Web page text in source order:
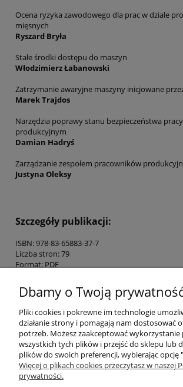
Ocena ryzyka zawodowego dla prac w dziale
mięsnych
Ryszard Bryła
Stałe środki dostępu do maszyn
Włodzimierz Łabanowski
Zatrzymanie awaryjne maszyny inicjowane
Marek Trajdos
Narzędzia poprawy stanu bezpieczeństwa
produkcyjnym
Damian Hadryś
Zarządzanie zespołem pracowników
Justyna Oleksy
Szczegóły publikacji:
ISBN: 978-83-65883-37-7
Liczba stron: 79
Format: PDF
Moje konto
Zamówienia
Dbamy o Twoją
Pliki cookies i pokrewne im technologie
działanie strony i pomagają nam dostosować
potrzeb. Możesz zaakceptować wykorzystanie
wszystkich tych plików i przejść do sklepu lub
plików do swoich preferencji, wybierając opcję
Więcej o plikach cookies przeczytasz w naszej
prywatności.